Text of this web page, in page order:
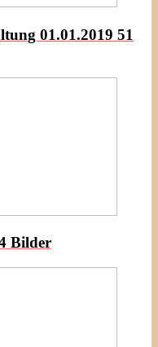
01.01.2019 51
Bilder